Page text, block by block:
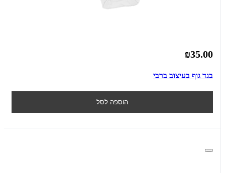
₪35.00
בגד גוף בעיצוב ברבי
הוספה לסל